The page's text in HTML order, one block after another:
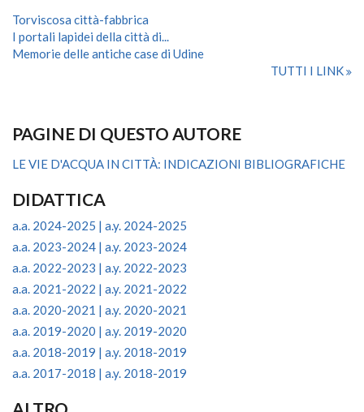
Torviscosa città-fabbrica
I portali lapidei della città di...
Memorie delle antiche case di Udine
TUTTI I LINK
PAGINE DI QUESTO AUTORE
LE VIE D'ACQUA IN CITTÀ: INDICAZIONI BIBLIOGRAFICHE
DIDATTICA
a.a. 2024-2025 | a.y. 2024-2025
a.a. 2023-2024 | a.y. 2023-2024
a.a. 2022-2023 | a.y. 2022-2023
a.a. 2021-2022 | a.y. 2021-2022
a.a. 2020-2021 | a.y. 2020-2021
a.a. 2019-2020 | a.y. 2019-2020
a.a. 2018-2019 | a.y. 2018-2019
a.a. 2017-2018 | a.y. 2018-2019